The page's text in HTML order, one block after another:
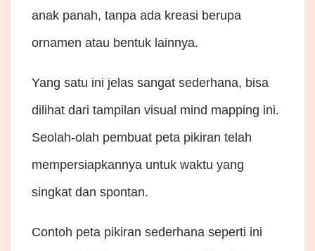
anak panah, tanpa ada kreasi berupa
ornamen atau bentuk lainnya.
Yang satu ini jelas sangat sederhana, bisa
dilihat dari tampilan visual mind mapping ini.
Seolah-olah pembuat peta pikiran telah
mempersiapkannya untuk waktu yang
singkat dan spontan.
Contoh peta pikiran sederhana seperti ini